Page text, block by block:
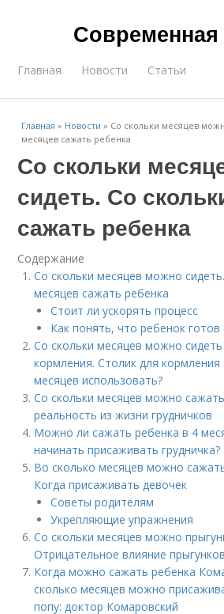
Главная Новости Статьи
Главная » Новости » Со скольки месяцев
месяцев сажать ребенка
Со скольки
сидеть. Со
сажать ребенка
Содержание
Со скольки месяцев можно
месяцев сажать ребенка
Стоит ли ускорять процесс
Как понять, что ребенок готов
Со скольки месяцев можно сидеть
кормления. Столик для кормления
месяцев использовать?
Со скольки месяцев можно
реальность из жизни грудничков
Можно ли сажать ребенка в 4
начинать присаживать грудничка?
Во сколько месяцев можно
Когда присаживать девочек
Советы родителям
Укрепляющие упражнения
Со скольки месяцев можно
Отрицательное влияние прыгунков
Когда можно сажать ребенка
сколько месяцев можно
попу: доктор Комаровский